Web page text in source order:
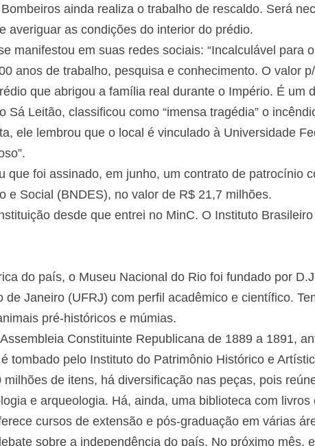
ainda realiza o trabalho de rescaldo. Será
averiguar as condições do interior do prédio.
manifestou em suas redes sociais: “Incalculável para
anos de trabalho, pesquisa e conhecimento. O valor
que abrigou a família real durante o Império. É um
Sá Leitão, classificou como “imensa tragédia” o
ele lembrou que o local é vinculado à Universidade
que foi assinado, em junho, um contrato de patrocínio
e Social (BNDES), no valor de R$ 21,7 milhões.
desde que entrei no MinC. O Instituto
do país, o Museu Nacional do Rio foi fundado por
de Janeiro (UFRJ) com perfil acadêmico e científico.
pré-históricos e múmias.
Constituinte Republicana de 1889 a 1891,
tombado pelo Instituto do Patrimônio Histórico e
de itens, há diversificação nas peças, pois
e arqueologia. Há, ainda, uma biblioteca com livros
cursos de extensão e pós-graduação em várias
sobre a independência do país. No próximo mês,